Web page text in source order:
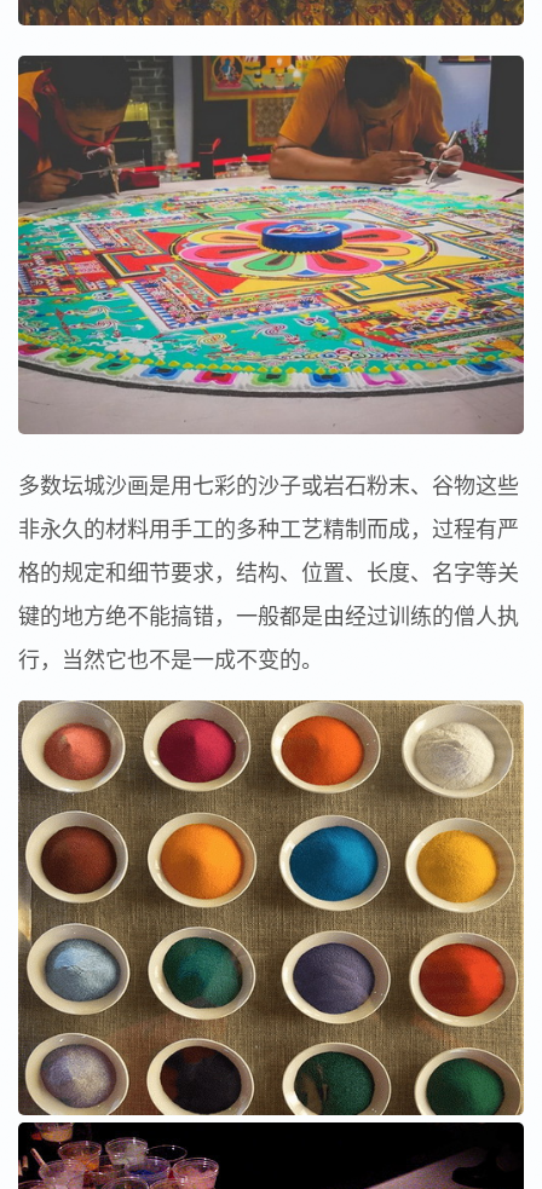
多数坛城沙画是用七彩的沙子或岩石粉末、谷物这些
非永久的材料用手工的多种工艺精制而成，过程有严
格的规定和细节要求，结构、位置、长度、名字等关
键的地方绝不能搞错，一般都是由经过训练的僧人执
行，当然它也不是一成不变的。